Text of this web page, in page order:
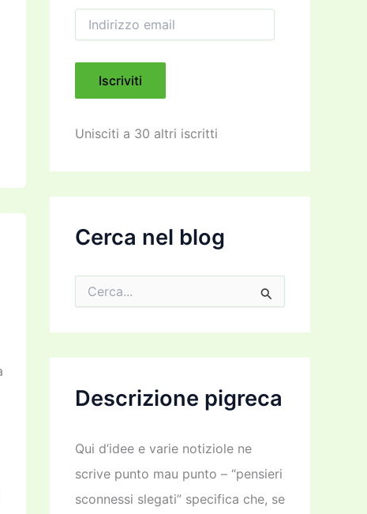
i
i
z
o
m
Iscriviti
Unisciti a 30 altri iscritti
Cerca nel blog
c
:
Descrizione pigreca
Qui d’idee e varie notiziole ne
scrive punto mau punto – “pensieri
sconnessi slegati” specifica che, se